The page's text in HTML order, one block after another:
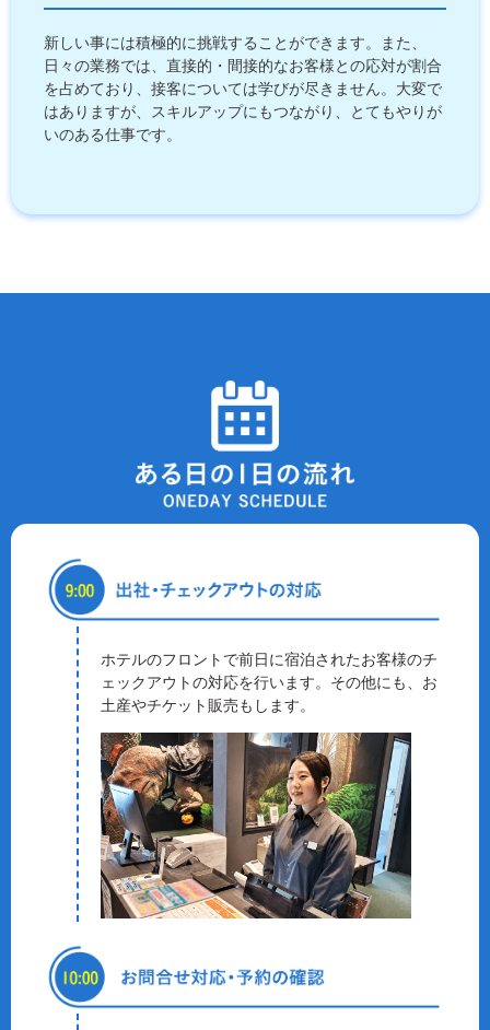
新しい事には積極的に挑戦することができます。また、
日々の業務では、直接的・間接的なお客様との応対が割合
を占めており、接客については学びが尽きません。大変で
はありますが、スキルアップにもつながり、とてもやりが
いのある仕事です。
ホテルのフロントで前日に宿泊されたお客様のチ
ェックアウトの対応を行います。その他にも、お
土産やチケット販売もします。